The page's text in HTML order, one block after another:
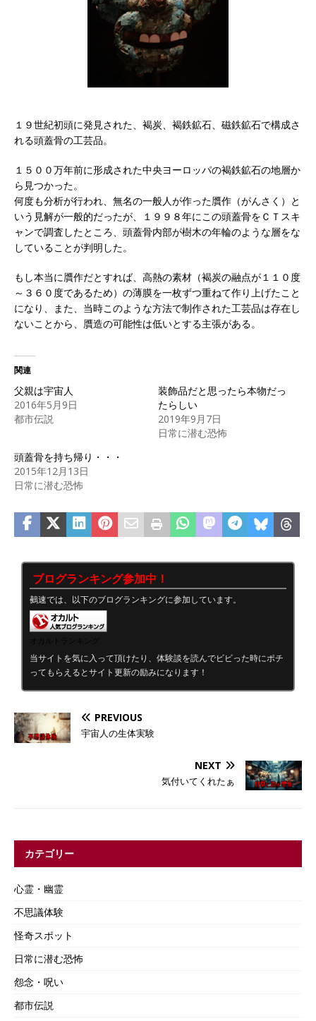
１９世紀初頭に発見された、褐炭、褐鉄鉱石、磁鉄鉱石で構成さ
れる頭蓋骨の工芸品。
１５００万年前に形成された中央ヨーロッパの褐鉄鉱石の地層か
ら見つかった。
何度も分析が行われ、無名の一般人が作った贋作（がんさく）と
いう見解が一般的だったが、１９９８年にこの頭蓋骨をＣＴスキ
ャンで調査したところ、頭蓋骨内部が樹木の年輪のような層をな
していることが判明した。
もし本当に贋作だとすれば、高熱の素材（褐炭の融点が１１０度
～３６０度であるため）の薄膜を一枚ずつ重ねて作り上げたこと
になり、また、当時このような方法で制作された工芸品は存在し
ないことから、贋造の可能性は低いとする主張がある。
関連
父親は宇宙人
2016年5月9日
都市伝説
装飾品だと思ったら本物だっ
たらしい
2019年9月7日
日常に潜む恐怖
頭蓋骨を持ち帰り・・・
2015年12月13日
日常に潜む恐怖
ブログランキング参加中！
鵺速では、以下のブログランキングに参加しています。
当サイトを気に入って頂けたり、体験談を読んでビビった時にポチ
ってもらえるとサイト更新の励みになります！
PREVIOUS
宇宙人の生体実験
NEXT
気付いてくれたぁ
カテゴリー
心霊・幽霊
不思議体験
怪奇スポット
日常に潜む恐怖
怨念・呪い
都市伝説